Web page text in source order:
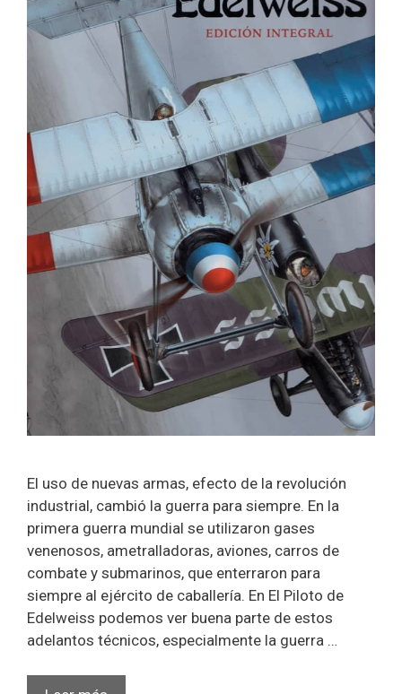
El uso de nuevas armas, efecto de la revolución
industrial, cambió la guerra para siempre. En la
primera guerra mundial se utilizaron gases
venenosos, ametralladoras, aviones, carros de
combate y submarinos, que enterraron para
siempre al ejército de caballería. En El Piloto de
Edelweiss podemos ver buena parte de estos
adelantos técnicos, especialmente la guerra …